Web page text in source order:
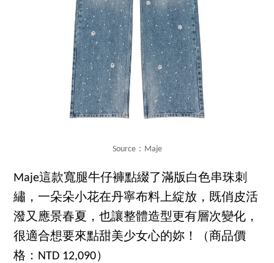
Source：Maje
Maje這款寬腿牛仔褲點綴了滿版白色串珠刺
繡，一朵朵小花在丹寧布料上綻放，既俏皮活
潑又應景春夏，也讓整體造型更有層次變化，
很適合想要來點甜美少女心的妳！（商品價
格：NTD 12,090）